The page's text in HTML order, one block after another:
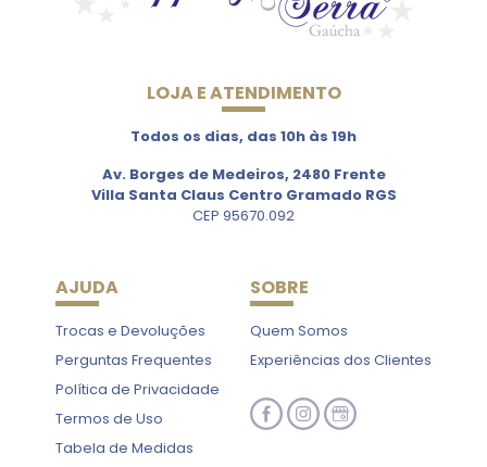
LOJA E ATENDIMENTO
Todos os dias, das 10h às 19h
Av. Borges de Medeiros, 2480 Frente
Villa Santa Claus Centro Gramado RGS
CEP 95670.092
AJUDA
Trocas e Devoluções
Perguntas Frequentes
Política de Privacidade
Termos de Uso
Tabela de Medidas
SOBRE
Quem Somos
Experiências dos Clientes